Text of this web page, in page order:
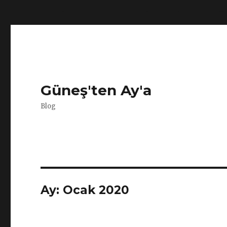
Güneş'ten Ay'a
Blog
Ay: Ocak 2020